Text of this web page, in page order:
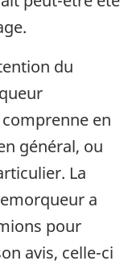
du
en
général, ou
La
a
pour
avis, celle-ci